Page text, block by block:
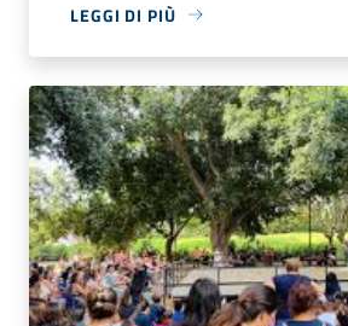
LEGGI DI PIÙ